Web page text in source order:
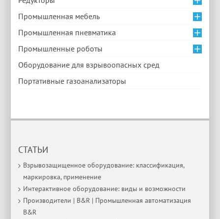
Промышленная мебель
Промышленная пневматика
Промышленные роботы
Оборудование для взрывоопасных сред
Портативные газоанализаторы
СТАТЬИ
Взрывозащищенное оборудование: классификация,
маркировка, применение
Интерактивное оборудование: виды и возможности
Производители | B&R | Промышленная автоматизация
B&R